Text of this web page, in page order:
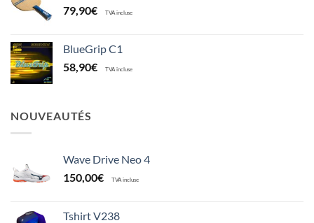
79,90€ TVA incluse
BlueGrip C1
58,90€ TVA incluse
NOUVEAUTÉS
Wave Drive Neo 4
150,00€ TVA incluse
Tshirt V238